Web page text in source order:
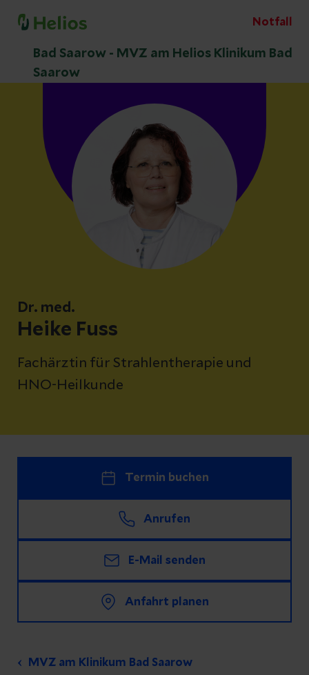
Notfall
Bad Saarow - MVZ am Helios Klinikum Bad
Saarow
Dr. med.
Heike Fuss
Fachärztin für Strahlentherapie und
HNO-Heilkunde
Termin buchen
Anrufen
E-Mail senden
Anfahrt planen
MVZ am Klinikum Bad Saarow